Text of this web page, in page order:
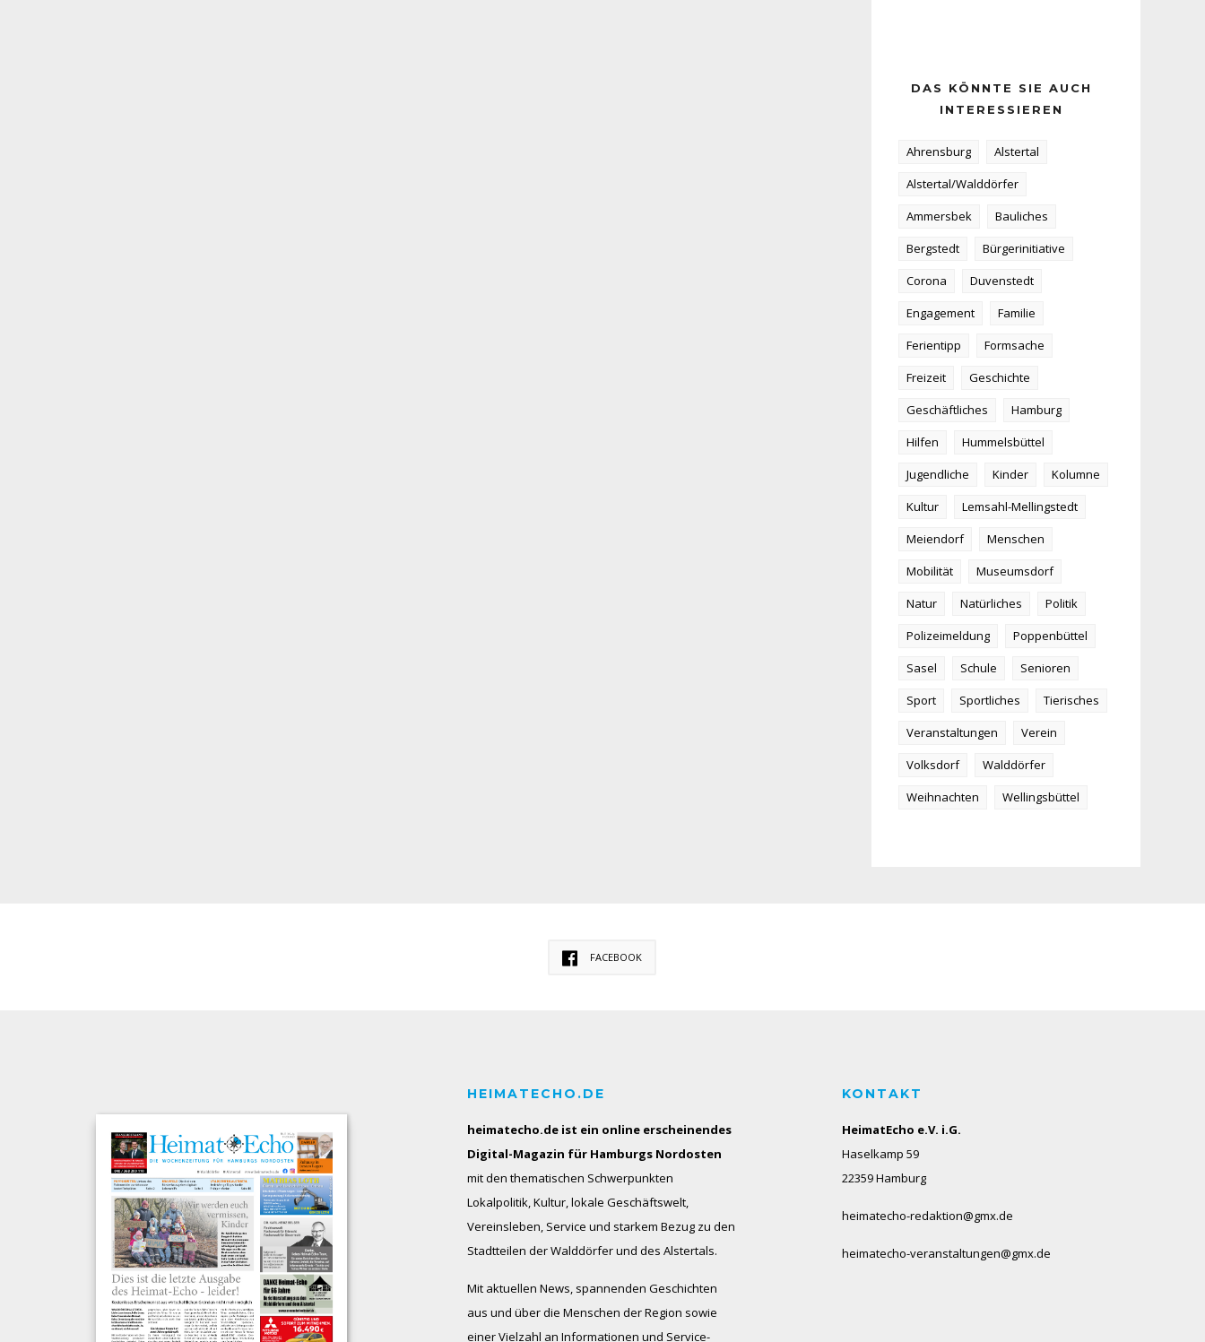
DAS KÖNNTE SIE AUCH
INTERESSIEREN
Ahrensburg
Alstertal
Alstertal/Walddörfer
Ammersbek
Bauliches
Bergstedt
Bürgerinitiative
Corona
Duvenstedt
Engagement
Familie
Ferientipp
Formsache
Freizeit
Geschichte
Geschäftliches
Hamburg
Hilfen
Hummelsbüttel
Jugendliche
Kinder
Kolumne
Kultur
Lemsahl-Mellingstedt
Meiendorf
Menschen
Mobilität
Museumsdorf
Natur
Natürliches
Politik
Polizeimeldung
Poppenbüttel
Sasel
Schule
Senioren
Sport
Sportliches
Tierisches
Veranstaltungen
Verein
Volksdorf
Walddörfer
Weihnachten
Wellingsbüttel
FACEBOOK
HEIMATECHO.DE
heimatecho.de ist ein online erscheinendes
Digital-Magazin für Hamburgs Nordosten
mit den thematischen Schwerpunkten
Lokalpolitik, Kultur, lokale Geschäftswelt,
Vereinsleben, Service und starkem Bezug zu den
Stadtteilen der Walddörfer und des Alstertals.
Mit aktuellen News, spannenden Geschichten
aus und über die Menschen der Region sowie
einer Vielzahl an Informationen und Service-
KONTAKT
HeimatEcho e.V. i.G.
Haselkamp 59
22359 Hamburg
heimatecho-redaktion@gmx.de
heimatecho-veranstaltungen@gmx.de